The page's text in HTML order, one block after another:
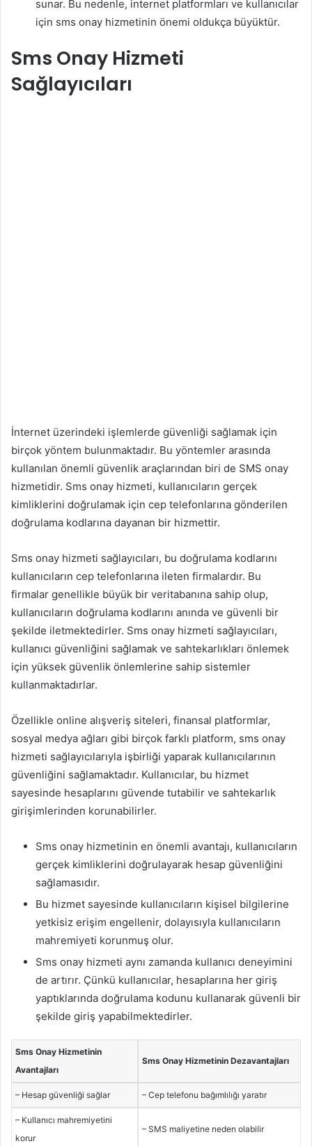
sunar. Bu nedenle, internet platformları ve kullanıcılar
için sms onay hizmetinin önemi oldukça büyüktür.
Sms Onay Hizmeti
Sağlayıcıları
İnternet üzerindeki işlemlerde güvenliği sağlamak için
birçok yöntem bulunmaktadır. Bu yöntemler arasında
kullanılan önemli güvenlik araçlarından biri de SMS onay
hizmetidir. Sms onay hizmeti, kullanıcıların gerçek
kimliklerini doğrulamak için cep telefonlarına gönderilen
doğrulama kodlarına dayanan bir hizmettir.
Sms onay hizmeti sağlayıcıları, bu doğrulama kodlarını
kullanıcıların cep telefonlarına ileten firmalardır. Bu
firmalar genellikle büyük bir veritabanına sahip olup,
kullanıcıların doğrulama kodlarını anında ve güvenli bir
şekilde iletmektedirler. Sms onay hizmeti sağlayıcıları,
kullanıcı güvenliğini sağlamak ve sahtekarlıkları önlemek
için yüksek güvenlik önlemlerine sahip sistemler
kullanmaktadırlar.
Özellikle online alışveriş siteleri, finansal platformlar,
sosyal medya ağları gibi birçok farklı platform, sms onay
hizmeti sağlayıcılarıyla işbirliği yaparak kullanıcılarının
güvenliğini sağlamaktadır. Kullanıcılar, bu hizmet
sayesinde hesaplarını güvende tutabilir ve sahtekarlık
girişimlerinden korunabilirler.
Sms onay hizmetinin en önemli avantajı, kullanıcıların
gerçek kimliklerini doğrulayarak hesap güvenliğini
sağlamasıdır.
Bu hizmet sayesinde kullanıcıların kişisel bilgilerine
yetkisiz erişim engellenir, dolayısıyla kullanıcıların
mahremiyeti korunmuş olur.
Sms onay hizmeti aynı zamanda kullanıcı deneyimini
de artırır. Çünkü kullanıcılar, hesaplarına her giriş
yaptıklarında doğrulama kodunu kullanarak güvenli bir
şekilde giriş yapabilmektedirler.
Sms Onay Hizmetinin
Avantajları
Sms Onay Hizmetinin Dezavantajları
– Hesap güvenliği sağlar – Cep telefonu bağımlılığı yaratır
– Kullanıcı mahremiyetini
korur
– SMS maliyetine neden olabilir